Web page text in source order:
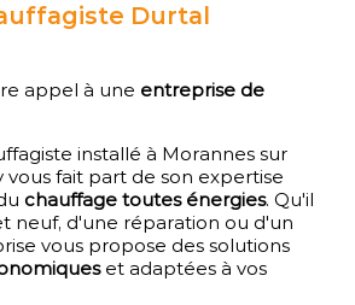
Durtal
appel à une entreprise de
installé à Morannes sur
fait part de son expertise
chauffage toutes énergies. Qu'il
neuf, d'une réparation ou d'un
vous propose des solutions
et adaptées à vos